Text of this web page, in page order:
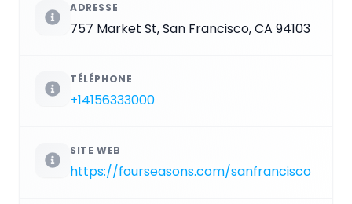
ADRESSE
757 Market St, San Francisco, CA 94103
TÉLÉPHONE
+14156333000
SITE WEB
https://fourseasons.com/sanfrancisco